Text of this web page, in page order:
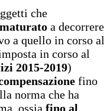
che
a decorrere
a quello in corso al
in corso al
2015-2019)
fino
norma che ha
ossia fino al